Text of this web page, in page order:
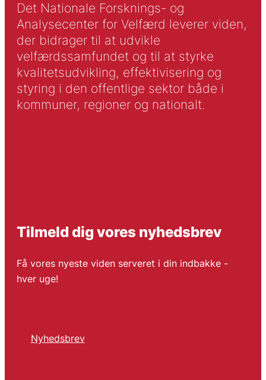
Det Nationale Forsknings- og
Analysecenter for Velfærd leverer viden,
der bidrager til at udvikle
velfærdssamfundet og til at styrke
kvalitetsudvikling, effektivisering og
styring i den offentlige sektor både i
kommuner, regioner og nationalt.
Tilmeld dig vores nyhedsbrev
Få vores nyeste viden serveret i din indbakke -
hver uge!
Nyhedsbrev